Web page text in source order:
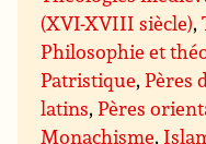
(XVI-XVIII siècle),
Philosophie et
Patristique,Pères
latins,Pères
Monachisme,